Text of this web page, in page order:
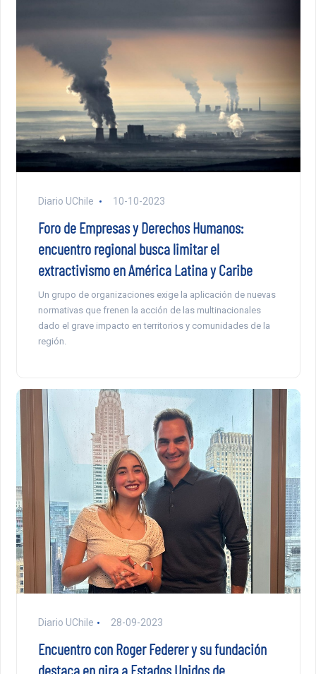
Diario UChile 10-10-2023
Foro de Empresas y Derechos Humanos:
encuentro regional busca limitar el
extractivismo en América Latina y Caribe
Un grupo de organizaciones exige la aplicación de nuevas
normativas que frenen la acción de las multinacionales
dado el grave impacto en territorios y comunidades de la
región.
Diario UChile 28-09-2023
Encuentro con Roger Federer y su fundación
destaca en gira a Estados Unidos de